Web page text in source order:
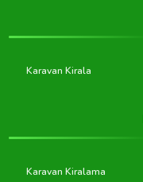
Karavan Kirala
Karavan Kiralama